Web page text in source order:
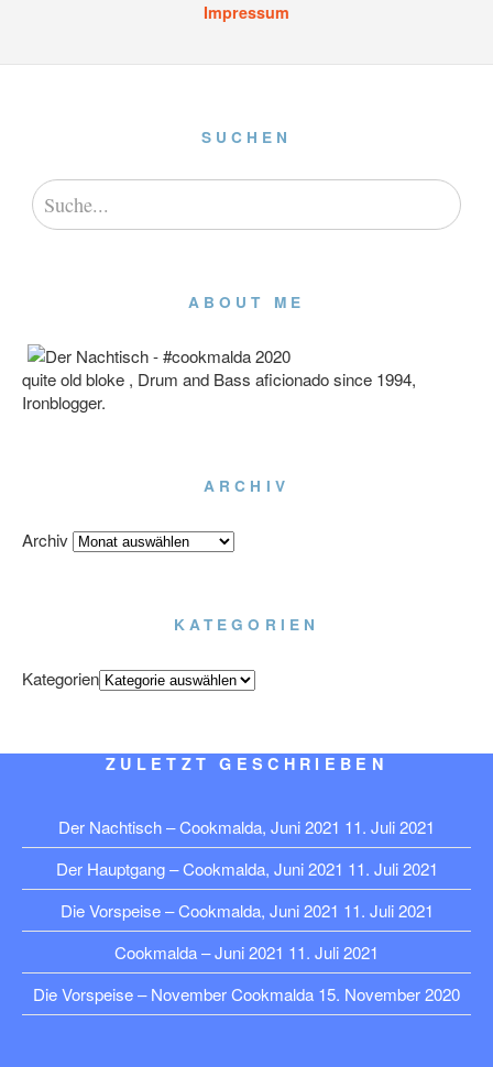
Impressum
SUCHEN
ABOUT ME
quite old bloke , Drum and Bass aficionado since 1994,
Ironblogger.
ARCHIV
Archiv
KATEGORIEN
Kategorien
ZULETZT GESCHRIEBEN
Der Nachtisch – Cookmalda, Juni 2021 11. Juli 2021
Der Hauptgang – Cookmalda, Juni 2021 11. Juli 2021
Die Vorspeise – Cookmalda, Juni 2021 11. Juli 2021
Cookmalda – Juni 2021 11. Juli 2021
Die Vorspeise – November Cookmalda 15. November 2020